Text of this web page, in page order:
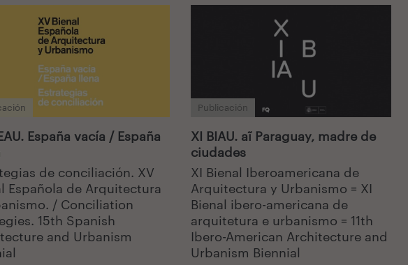
España vacía / España
de conciliación. XV
Española de Arquitectura
/ Conciliation
15th Spanish
and Urbanism
Publicación
XI BIAU. aĩ Paraguay, madre de
ciudades
XI Bienal Iberoamericana de
Arquitectura y Urbanismo = XI
Bienal ibero-americana de
arquitetura e urbanismo = 11th
Ibero-American Architecture and
Urbanism Biennial